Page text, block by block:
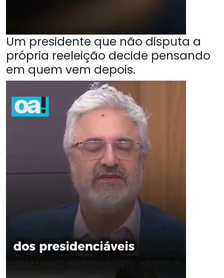
Um presidente que não disputa a
própria reeleição decide pensando
em quem vem depois.